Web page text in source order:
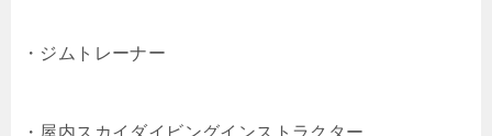
・ジムトレーナー
・屋内スカイダイビングインストラクター